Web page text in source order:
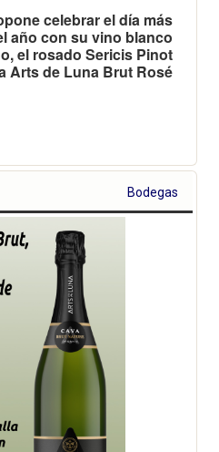
celebrar el día más
año con su vino blanco
el rosado Sericis Pinot
Arts de Luna Brut Rosé
Bodegas